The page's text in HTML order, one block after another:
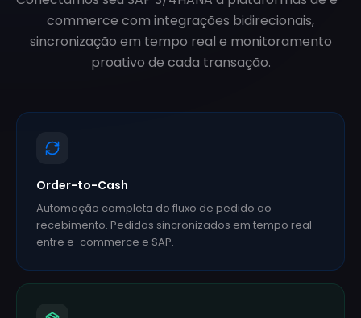
commerce com integrações bidirecionais,
sincronização em tempo real e monitoramento
proativo de cada transação.
Order-to-Cash
Automação completa do fluxo de pedido ao
recebimento. Pedidos sincronizados em tempo real
entre e-commerce e SAP.